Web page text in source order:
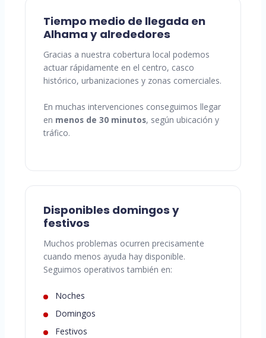
Tiempo medio de llegada en
Alhama y alrededores
Gracias a nuestra cobertura local podemos
actuar rápidamente en el centro, casco
histórico, urbanizaciones y zonas comerciales.
En muchas intervenciones conseguimos llegar
en menos de 30 minutos, según ubicación y
tráfico.
Disponibles domingos y
festivos
Muchos problemas ocurren precisamente
cuando menos ayuda hay disponible.
Seguimos operativos también en:
Noches
Domingos
Festivos